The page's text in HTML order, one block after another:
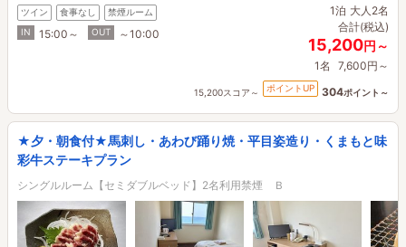
ツイン 食事なし
禁煙ルーム
IN
15:00～ OUT ～10:00
1泊 大人2名
合計(税込)
15,200円～
1名 7,600円～
15,200スコア～ ポイントUP 304ポイント～
★夕・朝食付★馬刺し・あわび踊り焼・平目姿造り・くまもと味
彩牛ステーキプラン
シングルルーム【セミダブルベッド】2名利用禁煙 Ｂ